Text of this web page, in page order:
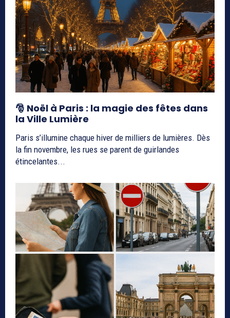
🎅 Noël à Paris : la magie des fêtes dans
la Ville Lumière
Paris s’illumine chaque hiver de milliers de lumières. Dès
la fin novembre, les rues se parent de guirlandes
étincelantes...